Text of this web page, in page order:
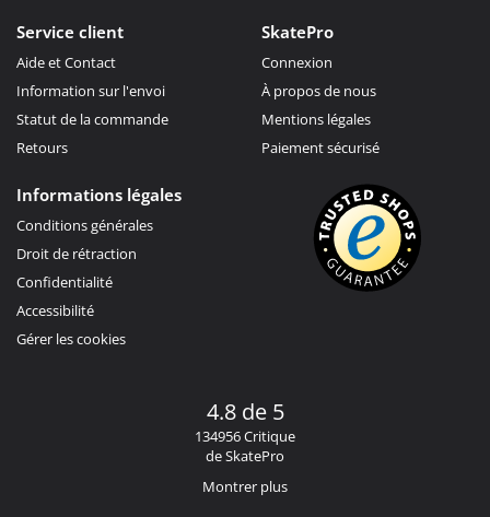
Service client
Aide et Contact
Information sur l'envoi
Statut de la commande
Retours
SkatePro
Connexion
À propos de nous
Mentions légales
Paiement sécurisé
Informations légales
Conditions générales
Droit de rétraction
Confidentialité
Accessibilité
Gérer les cookies
4.8 de 5
134956 Critique
de SkatePro
Montrer plus